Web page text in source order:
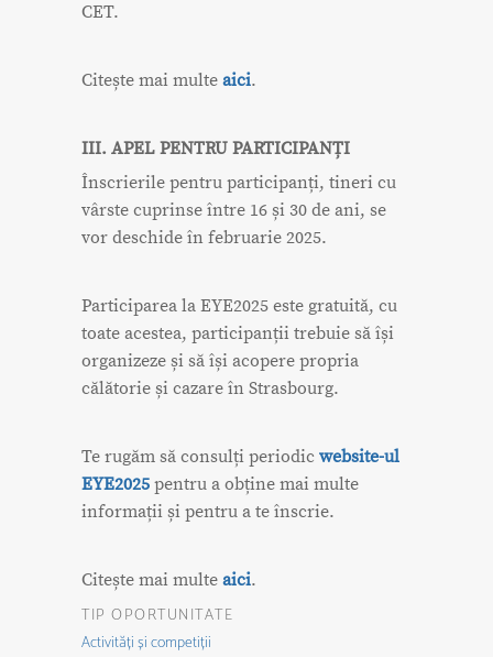
CET.
Citește mai multe aici.
III. APEL PENTRU PARTICIPANȚI
Înscrierile pentru participanți, tineri cu
vârste cuprinse între 16 și 30 de ani, se
vor deschide în februarie 2025.
Participarea la EYE2025 este gratuită, cu
toate acestea, participanții trebuie să își
organizeze și să își acopere propria
călătorie și cazare în Strasbourg.
Te rugăm să consulți periodic website-ul
EYE2025 pentru a obține mai multe
informații și pentru a te înscrie.
Citește mai multe aici.
TIP OPORTUNITATE
Activități și competiții